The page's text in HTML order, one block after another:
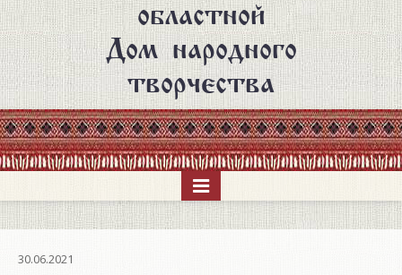
областной
Дом народного
творчества
30.06.2021